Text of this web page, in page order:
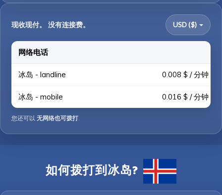
现收现付。 没有连接费。 USD ($)
网络电话
冰岛 - landline 0.008 $ / 分钟
冰岛 - mobile 0.016 $ / 分钟
您还可以 无网络也可拨打.
如何拨打到冰岛?